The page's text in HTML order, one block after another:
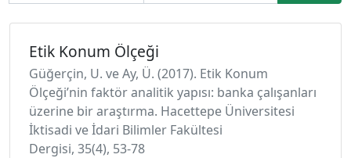
Etik Konum Ölçeği
Güğerçin, U. ve Ay, Ü. (2017). Etik Konum
Ölçeği’nin faktör analitik yapısı: banka çalışanları
üzerine bir araştırma. Hacettepe Üniversitesi
İktisadi ve İdari Bilimler Fakültesi
Dergisi, 35(4), 53-78